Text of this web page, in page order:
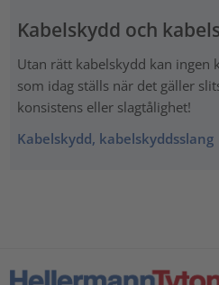
Kabelskydd och
Utan rätt kabelskydd kan ingen
som idag ställs när det gäller
konsistens eller slagtålighet!
Kabelskydd, kabelskyddsslang